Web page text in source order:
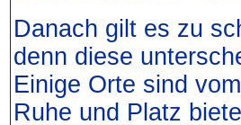
Danach gilt es zu
denn diese
Einige Orte sind
Ruhe und Platz